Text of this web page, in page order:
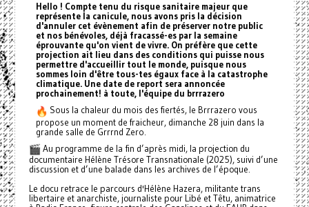
Hello ! Compte tenu du risque sanitaire majeur que
représente la canicule, nous avons pris la décision
d'annuler cet évènement afin de préserver notre public
et nos bénévoles, déjà fracassé-es par la semaine
éprouvante qu'on vient de vivre. On préfère que cette
projection ait lieu dans des conditions qui puisse nous
permettre d'accueillir tout le monde, puisque nous
sommes loin d'être tous-tes égaux face à la catastrophe
climatique. Une date de report sera annoncée
prochainement! à toute, l'équipe du brrrazero
Sous la chaleur du mois des fiertés, le Brrrazero vous
propose un moment de fraicheur, dimanche 28 juin dans la
grande salle de Grrrnd Zero.
Au programme de la fin d’après midi, la projection du
documentaire Hélène Trésore Transnationale (2025), suivi d’une
discussion et d’une balade dans les archives de l’époque.
Le docu retrace le parcours d'Hélène Hazera, militante trans
libertaire et anarchiste, journaliste pour Libé et Têtu, animatrice